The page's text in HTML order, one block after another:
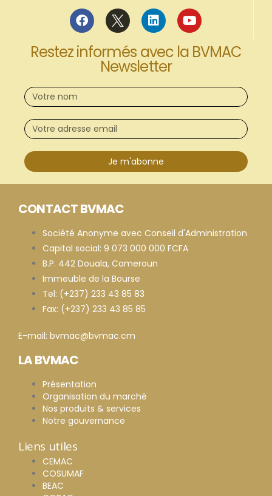
Restez informés avec la BVMAC
Newsletter
Je m'abonne
CONTACT BVMAC
Société Anonyme avec Conseil d'Administration
Capital social: 9 073 000 000 FCFA
B.P. 442 Douala, Cameroun
Immeuble de la Bourse
Tel: (+237) 233 43 85 83
Fax: (+237) 233 43 85 85
E-mail: bvmac@bvmac.cm
LA BVMAC
Présentation
Organisation du marché
Nos produits & services
Notre gouvernance
Liens utiles
CEMAC
COSUMAF
BEAC